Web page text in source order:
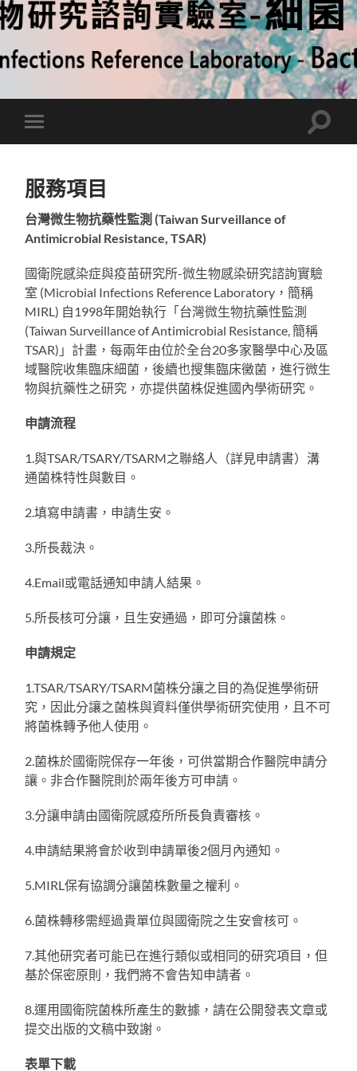
Toggle
mobile
Toggle
服務項目
台灣微生物抗藥性監測 (Taiwan Surveillance of
Antimicrobial Resistance, TSAR)
國衛院感染症與疫苗研究所-微生物感染研究諮詢實驗
室 (Microbial Infections Reference Laboratory，簡稱
MIRL) 自1998年開始執行「台灣微生物抗藥性監測
(Taiwan Surveillance of Antimicrobial Resistance, 簡稱
TSAR)」計畫，每兩年由位於全台20多家醫學中心及區
域醫院收集臨床細菌，後續也搜集臨床黴菌，進行微生
物與抗藥性之研究，亦提供菌株促進國內學術研究。
申請流程
1.與TSAR/TSARY/TSARM之聯絡人（詳見申請書）溝
通菌株特性與數目。
2.填寫申請書，申請生安。
3.所長裁決。
4.Email或電話通知申請人結果。
5.所長核可分讓，且生安通過，即可分讓菌株。
申請規定
1.TSAR/TSARY/TSARM菌株分讓之目的為促進學術研
究，因此分讓之菌株與資料僅供學術研究使用，且不可
將菌株轉予他人使用。
2.菌株於國衛院保存一年後，可供當期合作醫院申請分
讓。非合作醫院則於兩年後方可申請。
3.分讓申請由國衛院感疫所所長負責審核。
4.申請結果將會於收到申請單後2個月內通知。
5.MIRL保有協調分讓菌株數量之權利。
6.菌株轉移需經過貴單位與國衛院之生安會核可。
7.其他研究者可能已在進行類似或相同的研究項目，但
基於保密原則，我們將不會告知申請者。
8.運用國衛院菌株所產生的數據，請在公開發表文章或
提交出版的文稿中致謝。
表單下載